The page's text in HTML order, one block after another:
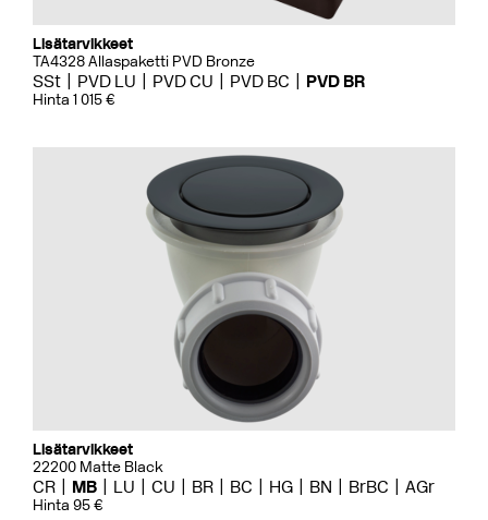
Lisätarvikkeet
TA4328 Allaspaketti PVD Bronze
SSt PVD LU PVD CU PVD BC PVD BR
Hinta 1 015 €
Lisätarvikkeet
22200 Matte Black
CR MB LU CU BR BC HG BN BrBC AGr
Hinta 95 €